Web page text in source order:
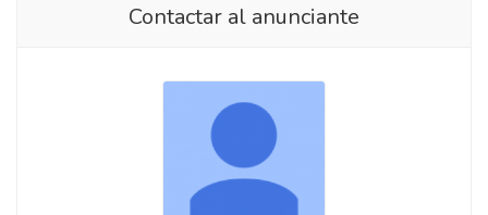
Apple iPhone 12 Pro 256GB...$700 USD
Apple iPhone 12 64GB.....$500 USD
Apple iPhone 12 128GB...$550 USD
Contactar al anunciante